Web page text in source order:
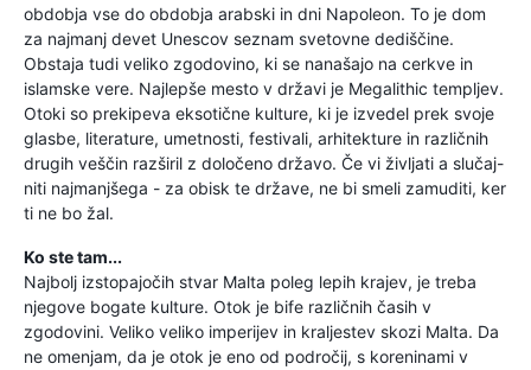
obdobja vse do obdobja arabski in dni Napoleon. To je dom
za najmanj devet Unescov seznam svetovne dediščine.
Obstaja tudi veliko zgodovino, ki se nanašajo na cerkve in
islamske vere. Najlepše mesto v državi je Megalithic templjev.
Otoki so prekipeva eksotične kulture, ki je izvedel prek svoje
glasbe, literature, umetnosti, festivali, arhitekture in različnih
drugih veščin razširil z določeno državo. Če vi življati a slučaj-
niti najmanjšega - za obisk te države, ne bi smeli zamuditi, ker
ti ne bo žal.
Ko ste tam...
Najbolj izstopajočih stvar Malta poleg lepih krajev, je treba
njegove bogate kulture. Otok je bife različnih časih v
zgodovini. Veliko veliko imperijev in kraljestev skozi Malta. Da
ne omenjam, da je otok je eno od področij, s koreninami v